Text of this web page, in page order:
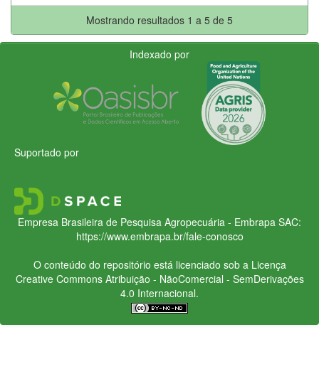
Mostrando resultados 1 a 5 de 5
Indexado por
Suportado por
Empresa Brasileira de Pesquisa Agropecuária - Embrapa SAC:
https://www.embrapa.br/fale-conosco
O conteúdo do repositório está licenciado sob a Licença
Creative CommonsAtribuição - NãoComercial - SemDerivações
4.0 Internacional.